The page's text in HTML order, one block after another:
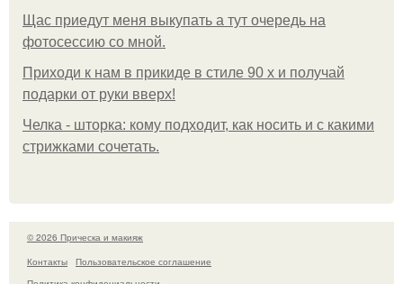
Щас приедут меня выкупать а тут очередь на
фотосессию со мной.
Приходи к нам в прикиде в стиле 90 х и получай
подарки от руки вверх!
Челка - шторка: кому подходит, как носить и с какими
стрижками сочетать.
© 2026 Прическа и макияж
Контакты
Пользовательское соглашение